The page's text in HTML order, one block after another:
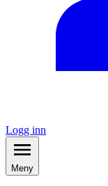
Logg inn
Meny